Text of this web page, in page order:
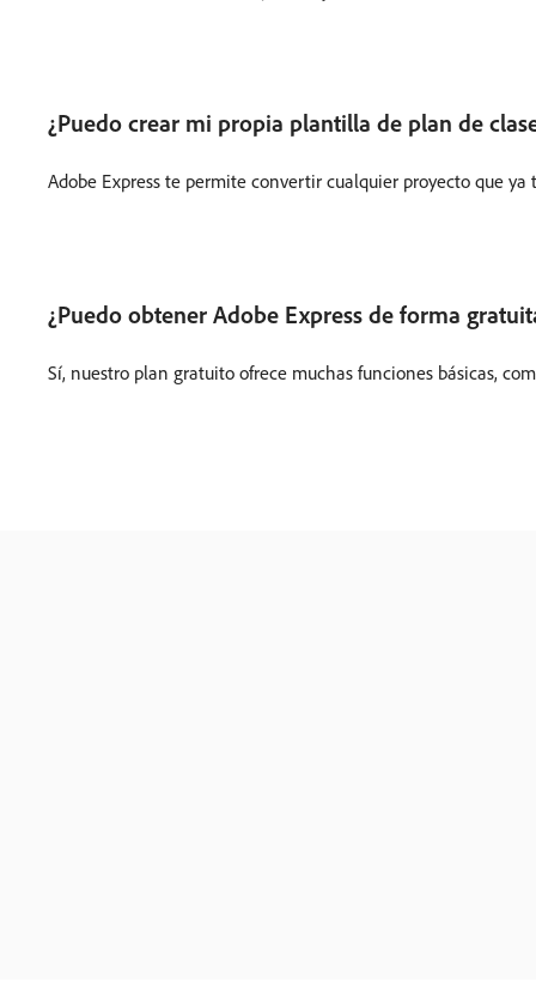
¿Puedo crear mi propia plantilla de plan de
Adobe Express te permite convertir cualquier proyecto que
¿Puedo obtener Adobe Express de forma
Sí, nuestro plan gratuito ofrece muchas funciones básicas,